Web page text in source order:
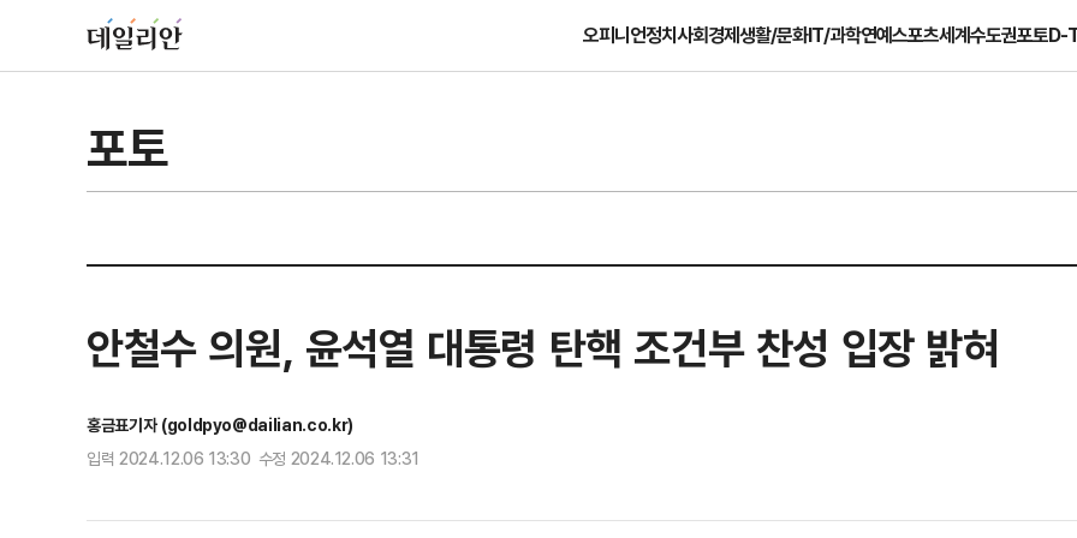
오피니언정치사회경제생활/문화IT/과학연예스포츠세계수도권포토D-
포토
안철수 의원, 윤석열 대통령 탄핵 조건부 찬성 입장 밝혀
홍금표기자 (goldpyo@dailian.co.kr)
입력 2024.12.06 13:30 수정 2024.12.06 13:31